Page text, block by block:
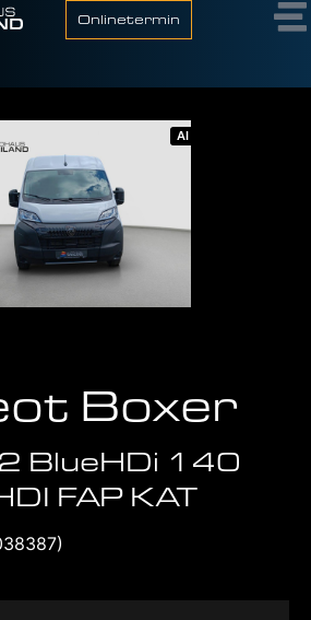
Onlinetermin
AI
Boxer
BlueHDi 140
FAP KAT